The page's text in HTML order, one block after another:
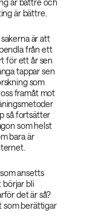
är bättre.
är att
från ett
för ett år sen
tappar sen
som
framåt mot
så fortsätter
som helst
bara är
ansetts
börjar bli
det är så?
som berättigar